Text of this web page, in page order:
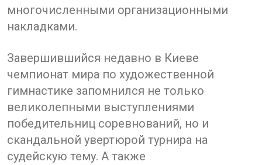
многочисленными организационными
накладками.
Завершившийся недавно в Киеве
чемпионат мира по художественной
гимнастике запомнился не только
великолепными выступлениями
победительниц соревнований, но и
скандальной увертюрой турнира на
судейскую тему. А также